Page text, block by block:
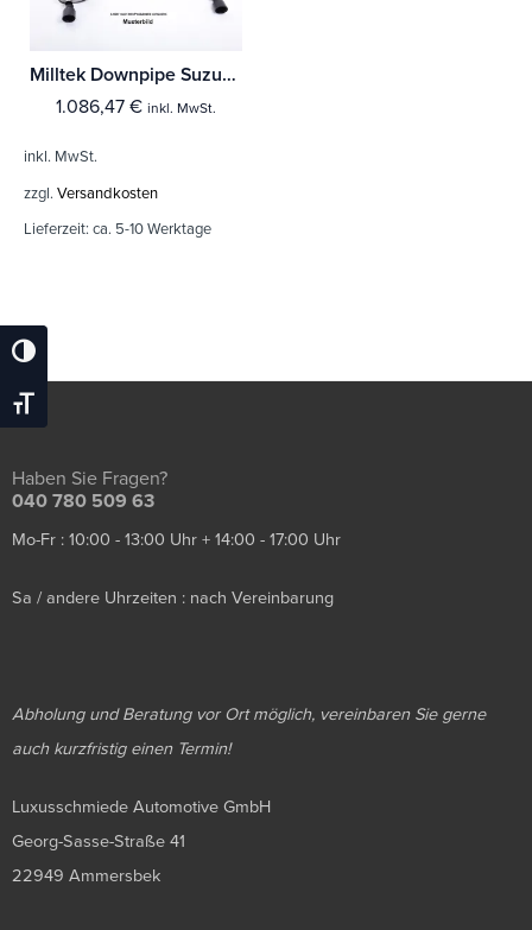
Umschalten Auf Hohe Kontraste
Schrift Vergrößern
Milltek Downpipe Suzuki Swift Sport 1.4 BoosterJet (Ohne Hybrid und Ohne GPF/OPF)
1.086,47 € inkl. MwSt.
inkl. MwSt.
zzgl. Versandkosten
Lieferzeit: ca. 5-10 Werktage
Haben Sie Fragen?
040 780 509 63
Mo-Fr : 10:00 - 13:00 Uhr + 14:00 - 17:00 Uhr
Sa / andere Uhrzeiten : nach Vereinbarung
Abholung und Beratung vor Ort möglich, vereinbaren Sie gerne
auch kurzfristig einen Termin!
Luxusschmiede Automotive GmbH
Georg-Sasse-Straße 41
22949 Ammersbek